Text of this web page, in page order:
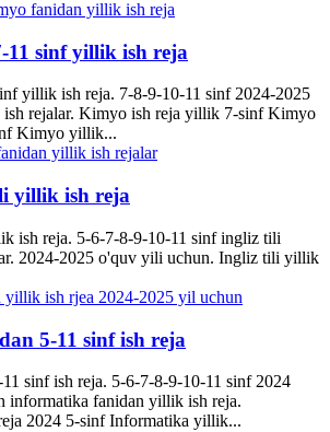
sinf yillik ish reja
yillik ish reja. 7-8-9-10-11 sinf 2024-2025
rejalar. Kimyo ish reja yillik 7-sinf Kimyo
Kimyo yillik...
yillik ish reja
ish reja. 5-6-7-8-9-10-11 sinf ingliz tili
2024-2025 o'quv yili uchun. Ingliz tili yillik
5-11 sinf ish reja
sinf ish reja. 5-6-7-8-9-10-11 sinf 2024
informatika fanidan yillik ish reja.
2024 5-sinf Informatika yillik...